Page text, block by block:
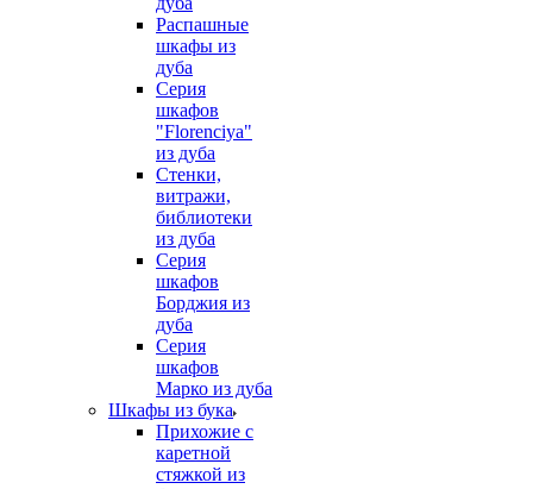
Распашные
шкафы из
дуба
Серия
шкафов
"Florenciya"
из дуба
Стенки,
витражи,
библиотеки
из дуба
Серия
шкафов
Борджия из
дуба
Серия
шкафов
Марко из дуба
Шкафы из бука
Прихожие с
каретной
стяжкой из